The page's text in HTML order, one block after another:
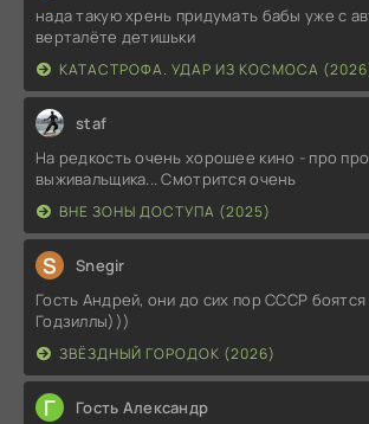
нада такую хрень придумать бабы уже с
верталёте детишьки
КАТАСТРОФА. УДАР ИЗ КОСМОСА
staf
На редкость очень хорошее кино - про
выживальщика... Смотрится очень
ВНЕ ЗОНЫ ДОСТУПА (2025)
S Snegir
Гость Андрей, они до сих пор СССР
Годзиллы)))
ЗВЁЗДНЫЙ ГОРОДОК (2026)
Г Гость Александр